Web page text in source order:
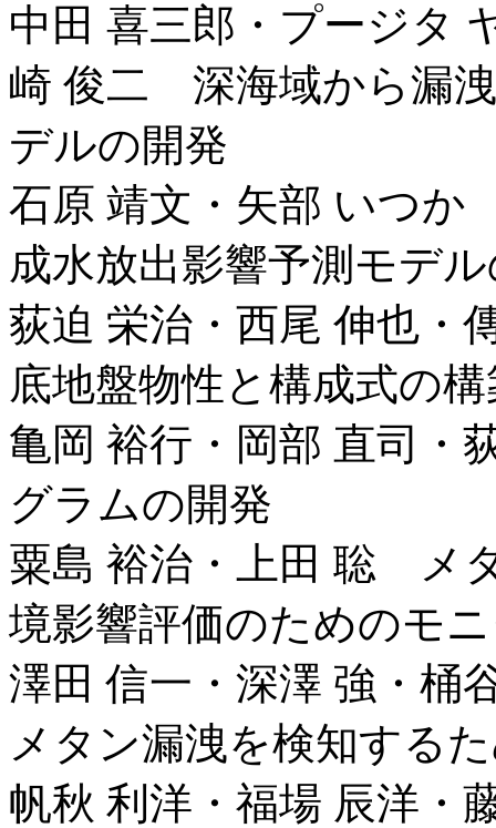
中田 喜三郎・プージタ
崎 俊二 深海域から漏
デルの開発
石原 靖文・矢部 いつ
成水放出影響予測モデ
荻迫 栄治・西尾 伸也
底地盤物性と構成式の構
亀岡 裕行・岡部 直司
グラムの開発
粟島 裕治・上田 聡 メ
境影響評価のためのモ
澤田 信一・深澤 強・
メタン漏洩を検知する
帆秋 利洋・福場 辰洋